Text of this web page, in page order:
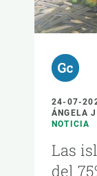
24-07-
ÁNGELA
NOTICIA
Las
del